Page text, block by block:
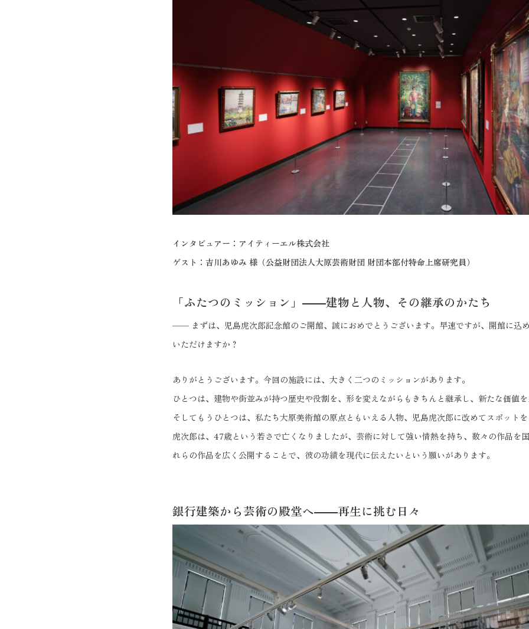
インタビュアー：アイティーエル株式会社
ゲスト：吉川あゆみ 様（公益財団法人大原芸術財団 財団本部付特命上席研究員）
「ふたつのミッション」――建物と人物、その継承のかたち
—— まずは、児島虎次郎記念館のご開館、誠におめでとうございます。早速ですが、開館に込
いただけますか？
ありがとうございます。今回の施設には、大きく二つのミッションがあります。
ひとつは、建物や街並みが持つ歴史や役割を、形を変えながらもきちんと継承し、新たな価値
そしてもうひとつは、私たち大原美術館の原点ともいえる人物、児島虎次郎に改めてスポット
虎次郎は、47歳という若さで亡くなりましたが、芸術に対して強い情熱を持ち、数々の作品を
れらの作品を広く公開することで、彼の功績を現代に伝えたいという願いがあります。
銀行建築から芸術の殿堂へ――再生に挑む日々